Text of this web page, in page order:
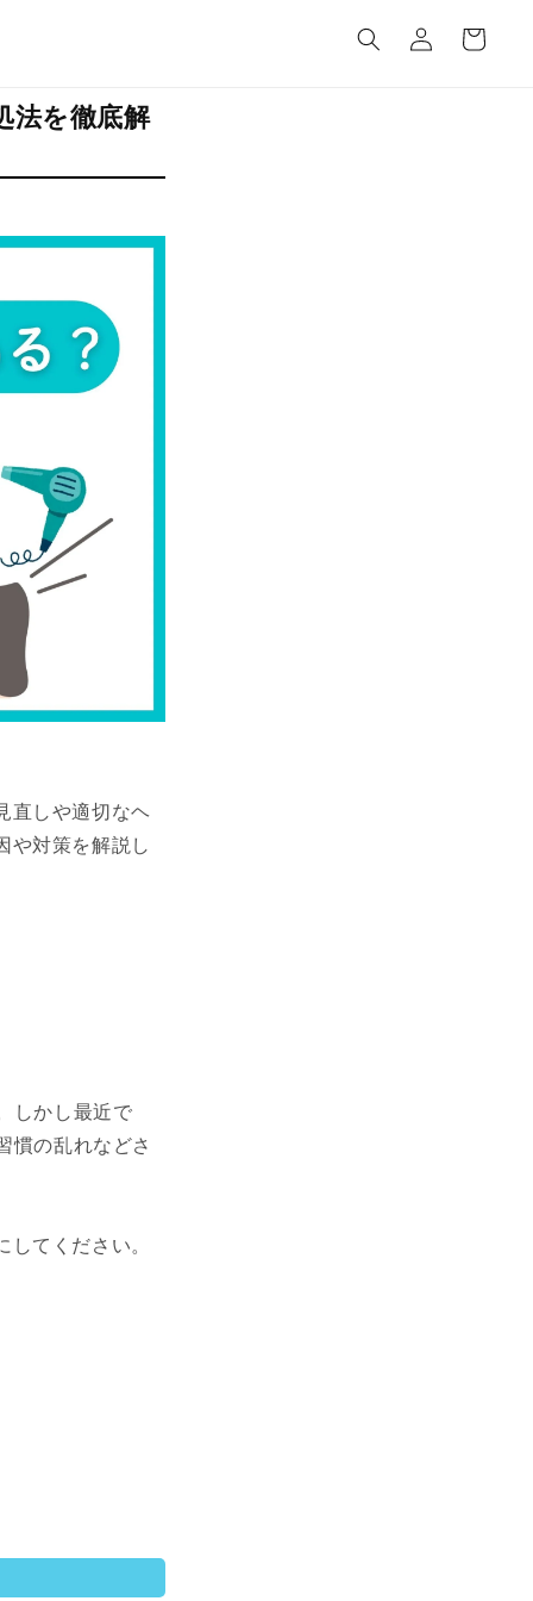
イ
ー
法を徹底解
直しや適切なヘ
や対策を解説し
しかし最近で
慣の乱れなどさ
てください。